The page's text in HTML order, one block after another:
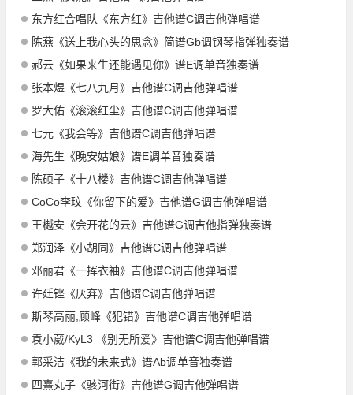
东方红合唱队《东方红》吉他谱C调吉他弹唱谱
陈燕《送上我心头的思念》简谱Gb调钢琴指弹独奏谱
郝云《如果来生还能遇见你》谱E调单音独奏谱
张本煜《七八九月》吉他谱C调吉他弹唱谱
罗大佑《滚滚红尘》吉他谱C调吉他弹唱谱
七元《我会等》吉他谱C调吉他弹唱谱
海先生《晚安姑娘》谱E调单音独奏谱
陈硕子《十八楼》吉他谱C调吉他弹唱谱
CoCo李玟《你留下的爱》吉他谱G调吉他弹唱谱
王樾安《会开花的云》吉他谱G调吉他指弹独奏谱
郑润泽《小胡同》吉他谱C调吉他弹唱谱
邓丽君《一挥衣袖》吉他谱C调吉他弹唱谱
许廷铿《厌弃》吉他谱C调吉他弹唱谱
斯琴高丽,顾峰《犯错》吉他谱C调吉他弹唱谱
袁小葳/KyL3 《别无所爱》吉他谱C调吉他弹唱谱
郭采洁《我的未来式》谱Ab调单音独奏谱
四熹丸子《骇河街》吉他谱G调吉他弹唱谱